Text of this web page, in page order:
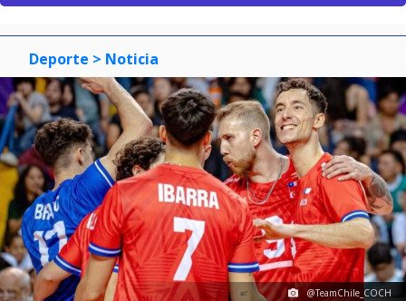
Deporte > Noticia
@TeamChile_COCH